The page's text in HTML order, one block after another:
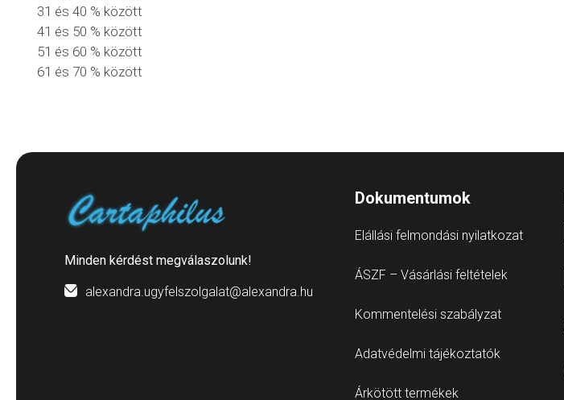
31 és 40 % között
41 és 50 % között
51 és 60 % között
61 és 70 % között
Minden kérdést megválaszolunk!
alexandra.ugyfelszolgalat@alexandra.hu
Dokumentumok
Elállási felmondási nyilatkozat
ÁSZF – Vásárlási feltételek
Kommentelési szabályzat
Adatvédelmi tájékoztatók
Árkötött termékek